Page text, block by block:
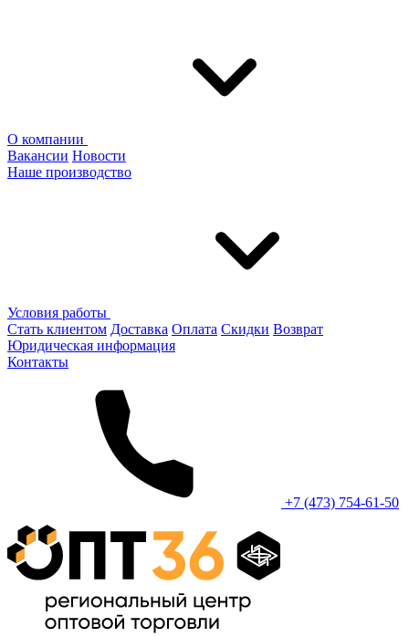
О компании
Вакансии Новости
Наше производство
Условия работы
Стать клиентом Доставка Оплата Скидки Возврат
Юридическая информация
Контакты
+7 (473) 754-61-50